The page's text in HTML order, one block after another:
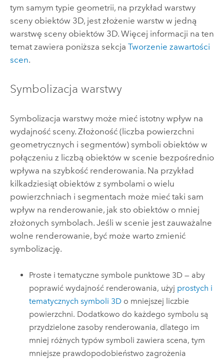
tym samym typie geometrii, na przykład warstwy
sceny obiektów 3D, jest złożenie warstw w jedną
warstwę sceny obiektów 3D. Więcej informacji na ten
temat zawiera poniższa sekcja Tworzenie zawartości
scen.
Symbolizacja warstwy
Symbolizacja warstwy może mieć istotny wpływ na
wydajność sceny. Złożoność (liczba powierzchni
geometrycznych i segmentów) symboli obiektów w
połączeniu z liczbą obiektów w scenie bezpośrednio
wpływa na szybkość renderowania. Na przykład
kilkadziesiąt obiektów z symbolami o wielu
powierzchniach i segmentach może mieć taki sam
wpływ na renderowanie, jak sto obiektów o mniej
złożonych symbolach. Jeśli w scenie jest zauważalne
wolne renderowanie, być może warto zmienić
symbolizację.
Proste i tematyczne symbole punktowe 3D — aby
poprawić wydajność renderowania, użyj prostych i
tematycznych symboli 3D o mniejszej liczbie
powierzchni. Dodatkowo do każdego symbolu są
przydzielone zasoby renderowania, dlatego im
mniej różnych typów symboli zawiera scena, tym
mniejsze prawdopodobieństwo zagrożenia